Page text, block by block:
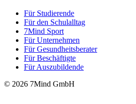
Für Stu­die­rende
Für den Schulalltag
7Mind Sport
Für Unter­neh­men
Für Gesund­heits­be­ra­ter
Für Beschäftigte
Für Auszubildende
© 2026 7Mind GmbH